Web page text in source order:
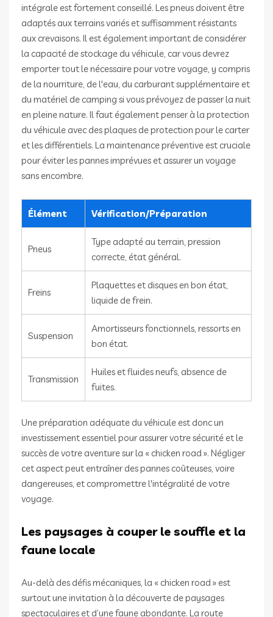
intégrale est fortement conseillé. Les pneus doivent être
adaptés aux terrains variés et suffisamment résistants
aux crevaisons. Il est également important de considérer
la capacité de stockage du véhicule, car vous devrez
emporter tout le nécessaire pour votre voyage, y compris
de la nourriture, de l'eau, du carburant supplémentaire et
du matériel de camping si vous prévoyez de passer la nuit
en pleine nature. Il faut également penser à la protection
du véhicule avec des plaques de protection pour le carter
et les différentiels. La maintenance préventive est cruciale
pour éviter les pannes imprévues et assurer un voyage
sans encombre.
Élément Vérification/Préparation
Pneus
Type adapté au terrain, pression
correcte, état général.
Freins
Plaquettes et disques en bon état,
liquide de frein.
Suspension
Amortisseurs fonctionnels, ressorts en
bon état.
Transmission
Huiles et fluides neufs, absence de
fuites.
Une préparation adéquate du véhicule est donc un
investissement essentiel pour assurer votre sécurité et le
succès de votre aventure sur la « chicken road ». Négliger
cet aspect peut entraîner des pannes coûteuses, voire
dangereuses, et compromettre l'intégralité de votre
voyage.
Les paysages à couper le souffle et la
faune locale
Au-delà des défis mécaniques, la « chicken road » est
surtout une invitation à la découverte de paysages
spectaculaires et d’une faune abondante. La route